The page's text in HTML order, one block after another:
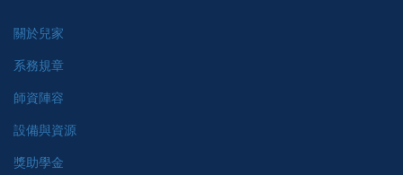
關於兒家
系務規章
師資陣容
設備與資源
獎助學金